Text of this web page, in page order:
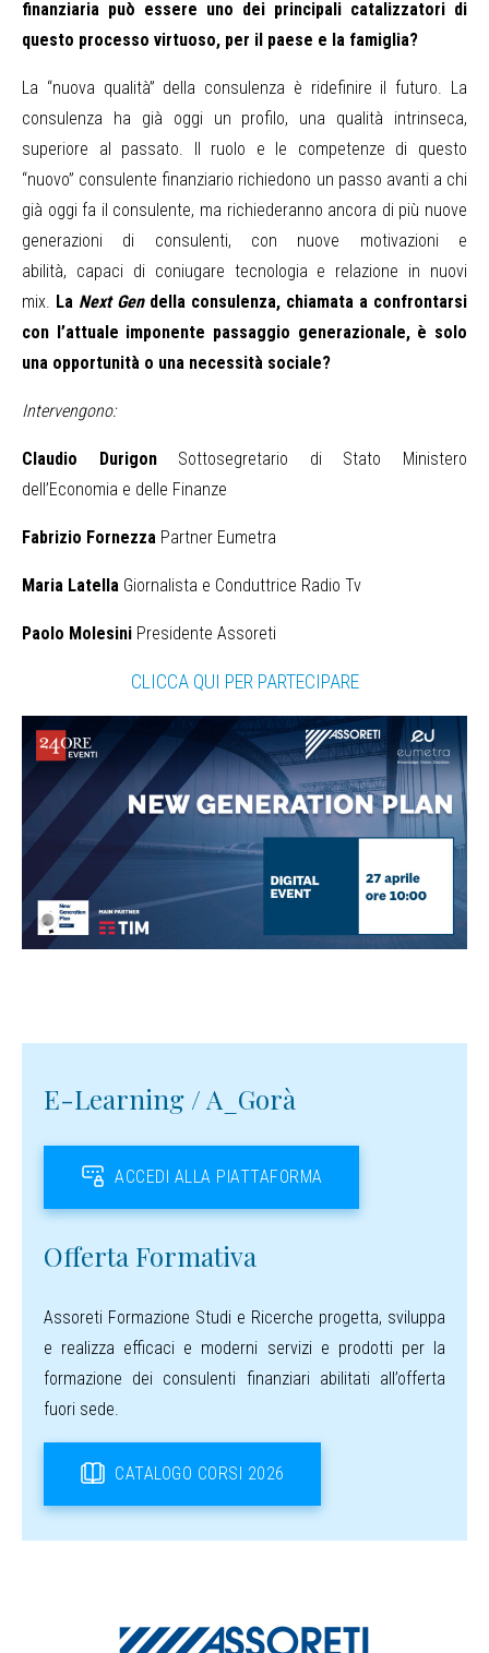
finanziaria può essere uno dei principali catalizzatori di
questo processo virtuoso, per il paese e la famiglia?
La “nuova qualità” della consulenza è ridefinire il futuro. La
consulenza ha già oggi un profilo, una qualità intrinseca,
superiore al passato. Il ruolo e le competenze di questo
“nuovo” consulente finanziario richiedono un passo avanti a chi
già oggi fa il consulente, ma richiederanno ancora di più nuove
generazioni di consulenti, con nuove motivazioni e
abilità, capaci di coniugare tecnologia e relazione in nuovi
mix. La Next Gendella consulenza, chiamata a confrontarsi
con l’attuale imponente passaggio generazionale, è solo
una opportunità o una necessità sociale?
Intervengono:
Claudio DurigonSottosegretario di Stato Ministero
dell’Economia e delle Finanze
Fabrizio Fornezza Partner Eumetra
Maria Latella Giornalista e Conduttrice Radio Tv
Paolo Molesini Presidente Assoreti
CLICCA QUI PER PARTECIPARE
E-Learning / A_Gorà
ACCEDI ALLA PIATTAFORMA
Offerta Formativa
Assoreti Formazione Studi e Ricerche progetta, sviluppa
e realizza efficaci e moderni servizi e prodotti per la
formazione dei consulenti finanziari abilitati all’offerta
fuori sede.
CATALOGO CORSI 2026